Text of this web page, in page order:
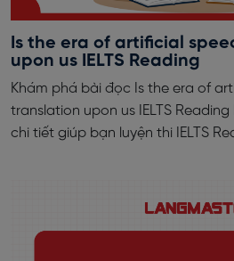
Is the era of artificial
upon us IELTS Reading
Khám phá bài đọc Is the era of
translation upon us IELTS
chi tiết giúp bạn luyện thi IELTS